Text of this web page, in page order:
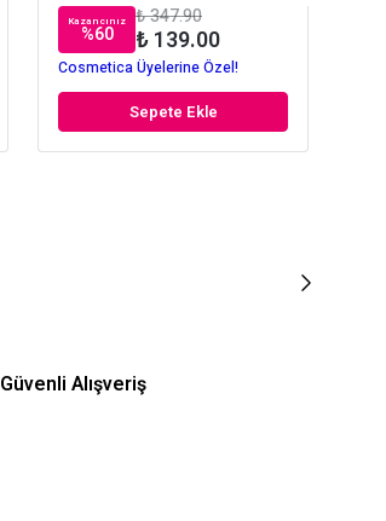
Kazancınız
%60
₺ 347.90
₺ 139.00
Cosmetica Üyelerine Özel!
Sepete Ekle
Güvenli Alışveriş